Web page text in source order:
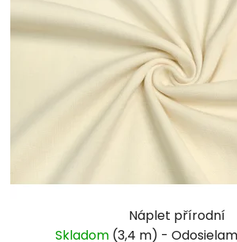
Náplet přírodní
Skladom (3,4 m)